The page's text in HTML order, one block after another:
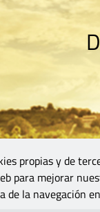
propias y de
para mejorar
la navegación